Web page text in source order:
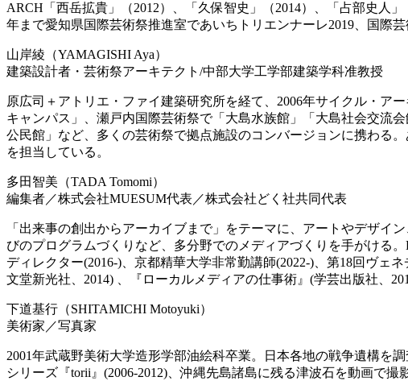
ARCH「西岳拡貴」（2012）、「久保智史」（2014）、「占部史人
年まで愛知県国際芸術祭推進室であいちトリエンナーレ2019、国際
山岸綾（YAMAGISHI Aya）
建築設計者・芸術祭アーキテクト/中部大学工学部建築学科准教授
原広司＋アトリエ・ファイ建築研究所を経て、2006年サイクル・
キャンパス」、瀬戸内国際芸術祭で「大島水族館」「大島社会交流
公民館」など、多くの芸術祭で拠点施設のコンバージョンに携わる
を担当している。
多田智美（TADA Tomomi）
編集者／株式会社MUESUM代表／株式会社どく社共同代表
「出来事の創出からアーカイブまで」をテーマに、アートやデザ
びのプログラムづくりなど、多分野でのメディアづくりを手がける
ディレクター(2016-)、京都精華大学非常勤講師(2022-)、第18回ヴェ
文堂新光社、2014) 、『ローカルメディアの仕事術』(学芸出版社、
下道基行（SHITAMICHI Motoyuki）
美術家／写真家
2001年武蔵野美術大学造形学部油絵科卒業。日本各地の戦争遺構を
シリーズ『torii』(2006-2012)、沖縄先島諸島に残る津波石を動画で